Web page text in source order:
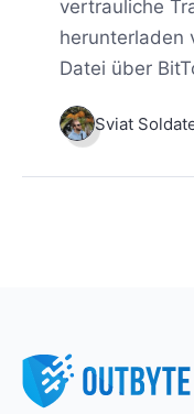
vertrauliche
herunterladen
Datei über
Sviat